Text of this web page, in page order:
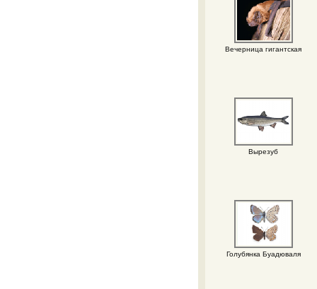
Вечерница гигантская
Вырезуб
Голубянка Буадюваля